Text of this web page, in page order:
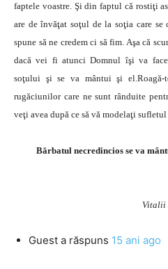
faptele voastre. Şi din faptul că rostiţi
are de învăţat soţul de la soţia care se
spune să ne credem ci să fim. Aşa că
dacă vei fi atunci Domnul îşi va face
soţului şi se va mântui şi
rugăciunilor care ne sunt rânduite
veţi avea după ce să vă modelaţi
Bărbatul necredincios se va
Vitalii
Guest a răspuns 15 ani ago